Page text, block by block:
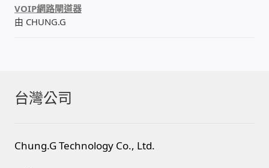
停車場、社區大樓 車道管制系統
電子鎖 凱特安Kwikset
VOIP網路閘道器
由 CHUNG.G
台灣公司
Chung.G Technology Co., Ltd.